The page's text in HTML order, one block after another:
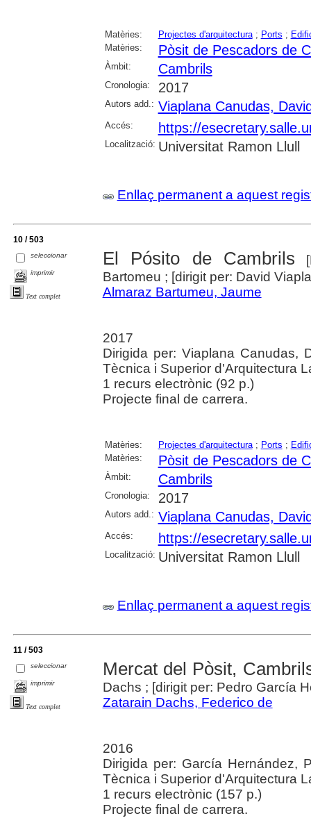
Matèries: Projectes d'arquitectura; Ports ;
Matèries:
Pòsit de Pescadors de
Àmbit: Cambrils
Cronologia: 2017
Autors add.: Viaplana Canudas,
Accés: https://
Localització: Universitat Ramon Llull
Enllaç permanent a aquest
10 / 503
seleccionar
imprimir
Text complet
El Pósito de Cambrils
Bartomeu ; [dirigit per: David
Almaraz Bartumeu, Jaume
2017
Dirigida per: Viaplana Canudas,
Tècnica i Superior d'Arquitectura
1 recurs electrònic (92 p.)
Projecte final de carrera.
Matèries: Projectes d'arquitectura; Ports ;
Matèries:
Pòsit de Pescadors de
Àmbit: Cambrils
Cronologia: 2017
Autors add.: Viaplana Canudas,
Accés: https://
Localització: Universitat Ramon Llull
Enllaç permanent a aquest
11 / 503
seleccionar
imprimir
Text complet
Mercat del Pòsit,
Dachs ; [dirigit per: Pedro García
Zatarain Dachs, Federico de
2016
Dirigida per: García Hernández,
Tècnica i Superior d'Arquitectura
1 recurs electrònic (157 p.)
Projecte final de carrera.